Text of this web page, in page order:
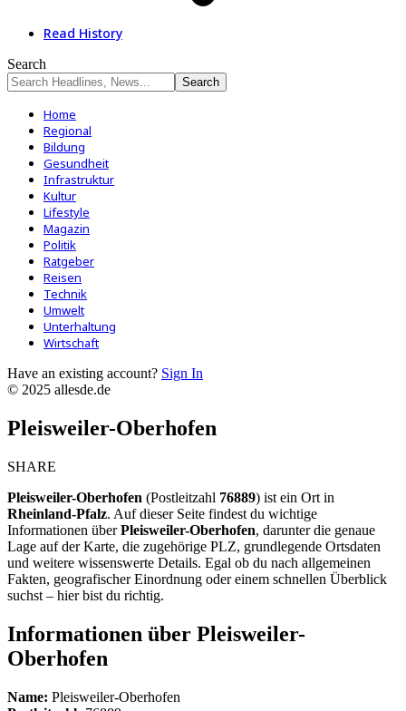
Read History
Search
Home
Regional
Bildung
Gesundheit
Infrastruktur
Kultur
Lifestyle
Magazin
Politik
Ratgeber
Reisen
Technik
Umwelt
Unterhaltung
Wirtschaft
Have an existing account? Sign In
© 2025 allesde.de
Pleisweiler-Oberhofen
SHARE
Pleisweiler-Oberhofen (Postleitzahl 76889) ist ein Ort in
Rheinland-Pfalz. Auf dieser Seite findest du wichtige
Informationen überPleisweiler-Oberhofen, darunter die genaue
Lage auf der Karte, die zugehörige PLZ, grundlegende Ortsdaten
und weitere wissenswerte Details. Egal ob du nach allgemeinen
Fakten, geografischer Einordnung oder einem schnellen Überblick
suchst – hier bist du richtig.
Informationen über Pleisweiler-
Oberhofen
Name: Pleisweiler-Oberhofen